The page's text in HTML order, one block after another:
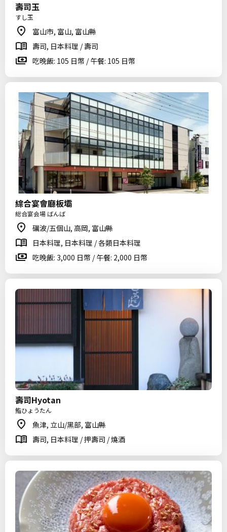
壽司玉
すし玉
富山市, 富山, 富山縣
壽司, 日本料理 / 壽司
吃晚飯: 105 日幣 / 午餐: 105 日幣
綜合宴會廳板壩
総合宴会場 ばんば
礪波/五個山, 高岡, 富山縣
日本料理, 日本料理 / 各類日本料理
吃晚飯: 3,000 日幣 / 午餐: 2,000 日幣
壽司Hyotan
鮨ひょうたん
魚津, 立山/黑部, 富山縣
壽司, 日本料理 / 押壽司 / 燒酒